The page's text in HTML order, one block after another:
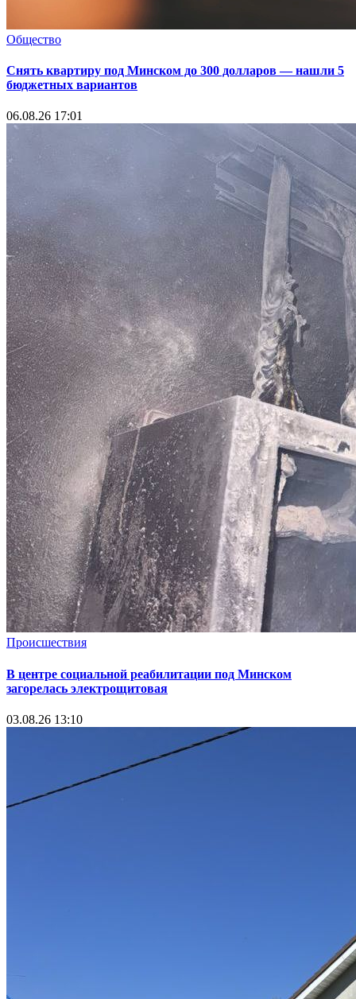
Общество
Снять квартиру под Минском до 300 долларов — нашли 5
бюджетных вариантов
06.08.26 17:01
Происшествия
В центре социальной реабилитации под Минском
загорелась электрощитовая
03.08.26 13:10